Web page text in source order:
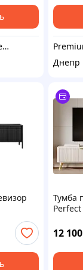
Premium Home Decor
Днепр
(PFH-
Тумба
с
2D/163
12 100